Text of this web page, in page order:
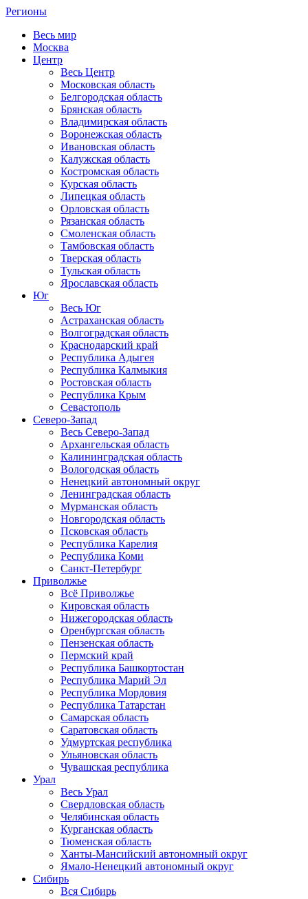
Регионы
Весь мир
Москва
Центр
Весь Центр
Московская область
Белгородская область
Брянская область
Владимирская область
Воронежская область
Ивановская область
Калужская область
Костромская область
Курская область
Липецкая область
Орловская область
Рязанская область
Смоленская область
Тамбовская область
Тверская область
Тульская область
Ярославская область
Юг
Весь Юг
Астраханская область
Волгоградская область
Краснодарский край
Республика Адыгея
Республика Калмыкия
Ростовская область
Республика Крым
Севастополь
Северо-Запад
Весь Северо-Запад
Архангельская область
Калининградская область
Вологодская область
Ненецкий автономный округ
Ленинградская область
Мурманская область
Новгородская область
Псковская область
Республика Карелия
Республика Коми
Санкт-Петербург
Приволжье
Всё Приволжье
Кировская область
Нижегородская область
Оренбургская область
Пензенская область
Пермский край
Республика Башкортостан
Республика Марий Эл
Республика Мордовия
Республика Татарстан
Самарская область
Саратовская область
Удмуртская республика
Ульяновская область
Чувашская республика
Урал
Весь Урал
Свердловская область
Челябинская область
Курганская область
Тюменская область
Ханты-Мансийский автономный округ
Ямало-Ненецкий автономный округ
Сибирь
Вся Сибирь